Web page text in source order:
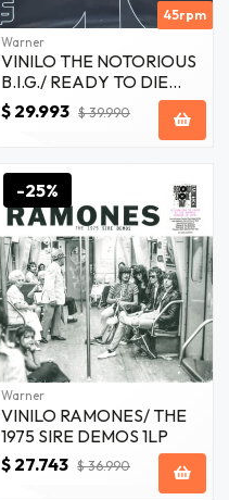
45rpm
Warner
VINILO THE NOTORIOUS
B.I.G./ READY TO DIE
INSTRUMENTAL 1LP
$ 29.993 $ 39.990
-25%
Warner
VINILO RAMONES/ THE
1975 SIRE DEMOS 1LP
$ 27.743 $ 36.990